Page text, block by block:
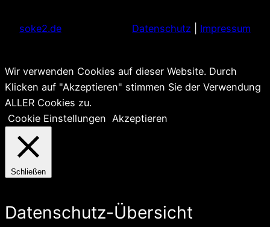
soke2.de Datenschutz Impressum
Wir verwenden Cookies auf dieser Website. Durch
Klicken auf "Akzeptieren" stimmen Sie der Verwendung
ALLER Cookies zu.
Cookie Einstellungen Akzeptieren
Schließen
Datenschutz-Übersicht